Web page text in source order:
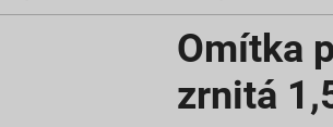
Omítka
zrnitá